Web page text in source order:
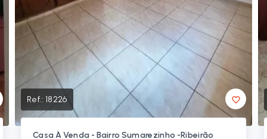
Ref.: 18226
Casa À Venda - Bairro Sumarezinho -Ribeirão